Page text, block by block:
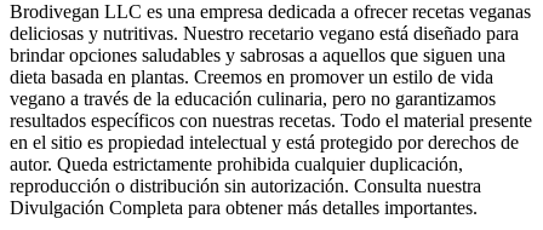
Brodivegan LLC es una empresa dedicada a ofrecer recetas veganas
deliciosas y nutritivas. Nuestro recetario vegano está diseñado para
brindar opciones saludables y sabrosas a aquellos que siguen una
dieta basada en plantas. Creemos en promover un estilo de vida
vegano a través de la educación culinaria, pero no garantizamos
resultados específicos con nuestras recetas. Todo el material presente
en el sitio es propiedad intelectual y está protegido por derechos de
autor. Queda estrictamente prohibida cualquier duplicación,
reproducción o distribución sin autorización. Consulta nuestra
Divulgación Completa para obtener más detalles importantes.